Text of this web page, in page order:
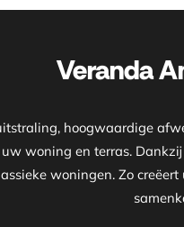
Veranda
hoogwaardige
woning en terras.
woningen. Zo